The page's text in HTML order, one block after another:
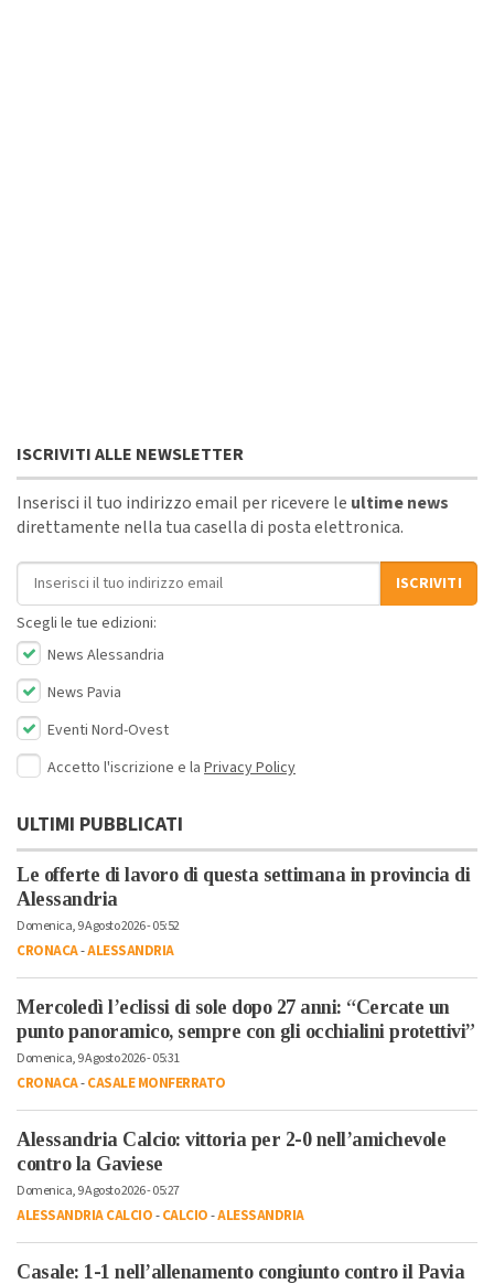
ISCRIVITI ALLE NEWSLETTER
Inserisci il tuo indirizzo email per ricevere le ultime news
direttamente nella tua casella di posta elettronica.
Indirizzo email
ISCRIVITI
Scegli le tue edizioni:
News Alessandria
News Pavia
Eventi Nord-Ovest
Accetto l'iscrizione e la Privacy Policy
ULTIMI PUBBLICATI
Le offerte di lavoro di questa settimana in provincia di
Alessandria
Domenica, 9 Agosto 2026 - 05:52
CRONACA-ALESSANDRIA
Mercoledì l’eclissi di sole dopo 27 anni: “Cercate un
punto panoramico, sempre con gli occhialini protettivi”
Domenica, 9 Agosto 2026 - 05:31
CRONACA-CASALE MONFERRATO
Alessandria Calcio: vittoria per 2-0 nell’amichevole
contro la Gaviese
Domenica, 9 Agosto 2026 - 05:27
ALESSANDRIA CALCIO-CALCIO-ALESSANDRIA
Casale: 1-1 nell’allenamento congiunto contro il Pavia